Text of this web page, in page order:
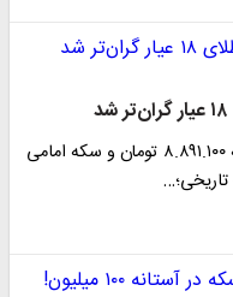
قیمت طلای ۱۸ عیار امروز ۸ شهریور ۱۴۰۴ به ۸.۸۹۱.۱۰۰ تومان و سکه امامی